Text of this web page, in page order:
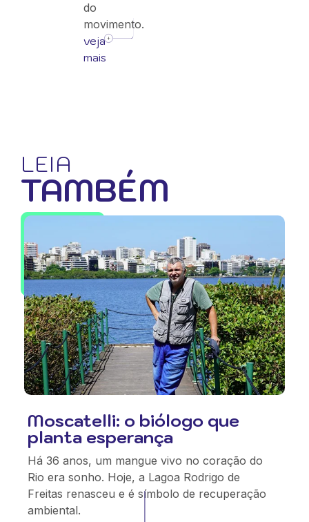
do
movimento.
veja
mais
LEIA
TAMBÉM
Moscatelli: o biólogo que
planta esperança
Há 36 anos, um mangue vivo no coração do
Rio era sonho. Hoje, a Lagoa Rodrigo de
Freitas renasceu e é símbolo de recuperação
ambiental.